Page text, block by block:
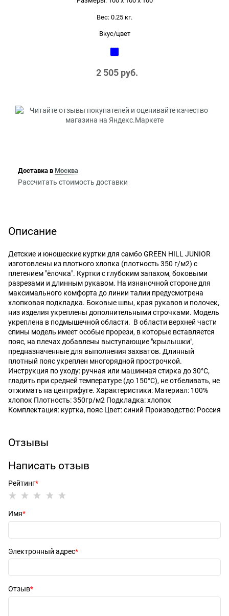
Вес: 0.25 кг.
Вкус/цвет
2 505 руб.
Доставка в Москва
Рассчитать стоимость доставки
Описание
Детские и юношеские куртки для самбо GREEN HILL JUNIOR
изготовлены из плотного хлопка (плотность 350 г/м2) с
плетением "ёлочка". Куртки с глубоким запахом, боковыми
разрезами и длинным рукавом. На изнаночной стороне для
максимального комфорта до линии талии предусмотрена
хлопковая подкладка. Боковые швы, края рукавов и полочек,
низ изделия укреплены дополнительными строчками. Модель
укреплена в подмышечной области. В области верхней части
спины модель имеет особые прорези, в которые вставляется
пояс, на плечах добавлены выступающие "крылышки",
предназначенные для выполнения захватов. Длинный
плотный пояс укреплен многорядной прострочкой.
Инструкция по уходу: ручная или машинная стирка до 30°C,
гладить при средней температуре (до 150°C), не отбеливать, не
отжимать на центрифуге. Характеристики: Материал: 100%
хлопок Плотность: 350гр/м2 Подкладка: хлопок
Комплектация: куртка, пояс Цвет: синий Производство: Россия
Отзывы
Написать отзыв
Рейтинг
Имя
Электронный адрес
Отзыв